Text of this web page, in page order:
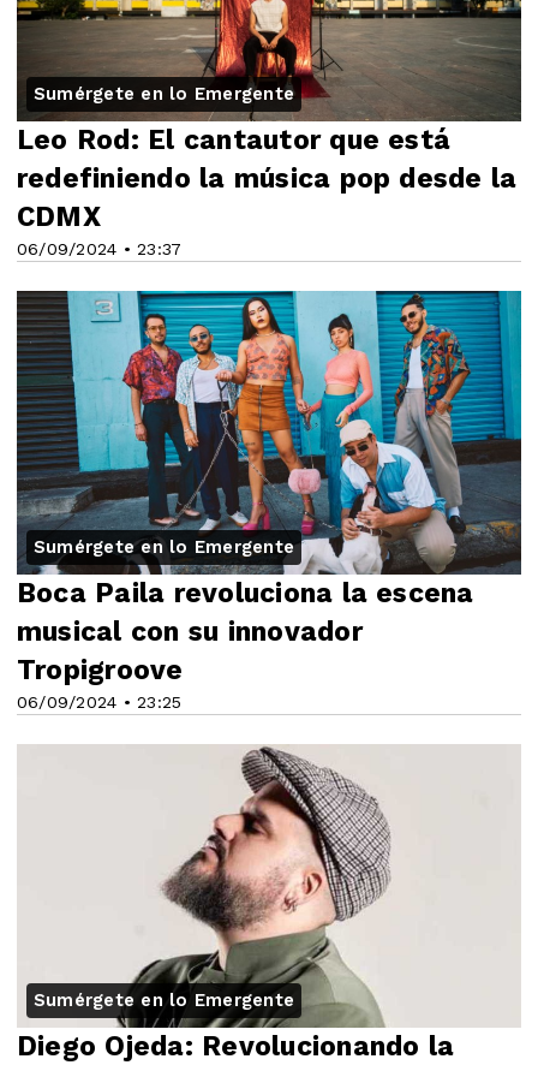
Sumérgete en lo Emergente
06/09/2024 • 23:37
Leo Rod: El cantautor que está
redefiniendo la música pop desde la
CDMX
Sumérgete en lo Emergente
06/09/2024 • 23:25
Boca Paila revoluciona la escena
musical con su innovador
Tropigroove
Sumérgete en lo Emergente
Diego Ojeda: Revolucionando la